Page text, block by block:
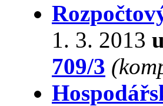
1. 3. 2013
709/3